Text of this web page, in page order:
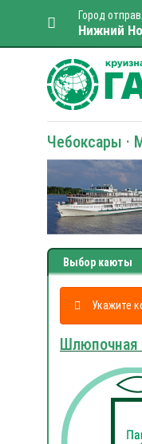
Город
Нижний
Чебоксары ·
Выбор каюты
Укажите
Шлюпочная